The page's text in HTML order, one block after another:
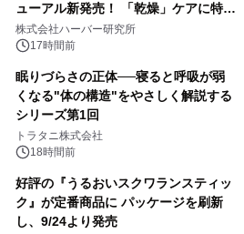
ューアル新発売！ 「乾燥」ケアに特化
し、ライン使いで潤いに満ちた肌へ
株式会社ハーバー研究所
17時間前
眠りづらさの正体──寝ると呼吸が弱
くなる"体の構造"をやさしく解説する
シリーズ第1回
トラタニ株式会社
18時間前
好評の『うるおいスクワランスティッ
ク』が定番商品に パッケージを刷新
し、9/24より発売